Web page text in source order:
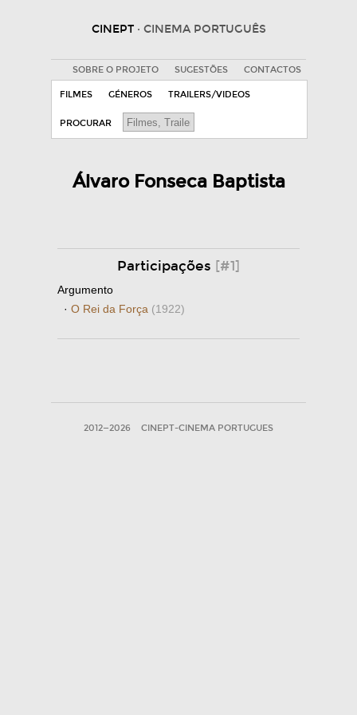
CINEPT · CINEMA PORTUGUÊS
SOBRE O PROJETO SUGESTÕES CONTACTOS
FILMES GÉNEROS TRAILERS/VIDEOS
PROCURAR
Álvaro Fonseca Baptista
Participações [#1]
Argumento
· O Rei da Força (1922)
2012—2026 CINEPT-CINEMA PORTUGUES